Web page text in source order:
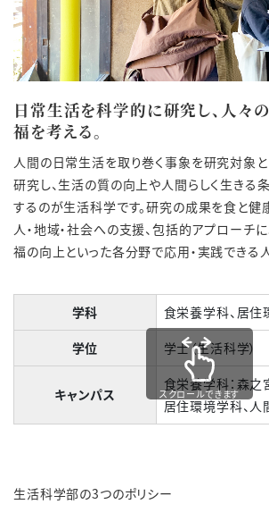
日常生活を科学的に研究し、人々
福を考える。
人間の日常生活を取り巻く事象を研究対象と
研究し、生活の質の向上や人間らしく生きる
するのが生活科学です。研究の成果を食と健
人・地域・社会への支援、包括的アプローチ
福の向上といった各分野で応用・実践できる
学科
食栄養学科、居
学位
学士（生活科学）
キャンパス
食栄養学科：森之
居住環境学科、人
スクロールできます
生活科学部の3つのポリシー